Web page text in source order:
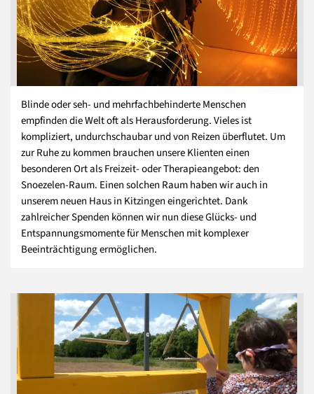
Blinde oder seh- und mehrfachbehinderte Menschen
empfinden die Welt oft als Herausforderung. Vieles ist
kompliziert, undurchschaubar und von Reizen überflutet. Um
zur Ruhe zu kommen brauchen unsere Klienten einen
besonderen Ort als Freizeit- oder Therapieangebot: den
Snoezelen-Raum. Einen solchen Raum haben wir auch in
unserem neuen Haus in Kitzingen eingerichtet. Dank
zahlreicher Spenden können wir nun diese Glücks- und
Entspannungsmomente für Menschen mit komplexer
Beeinträchtigung ermöglichen.